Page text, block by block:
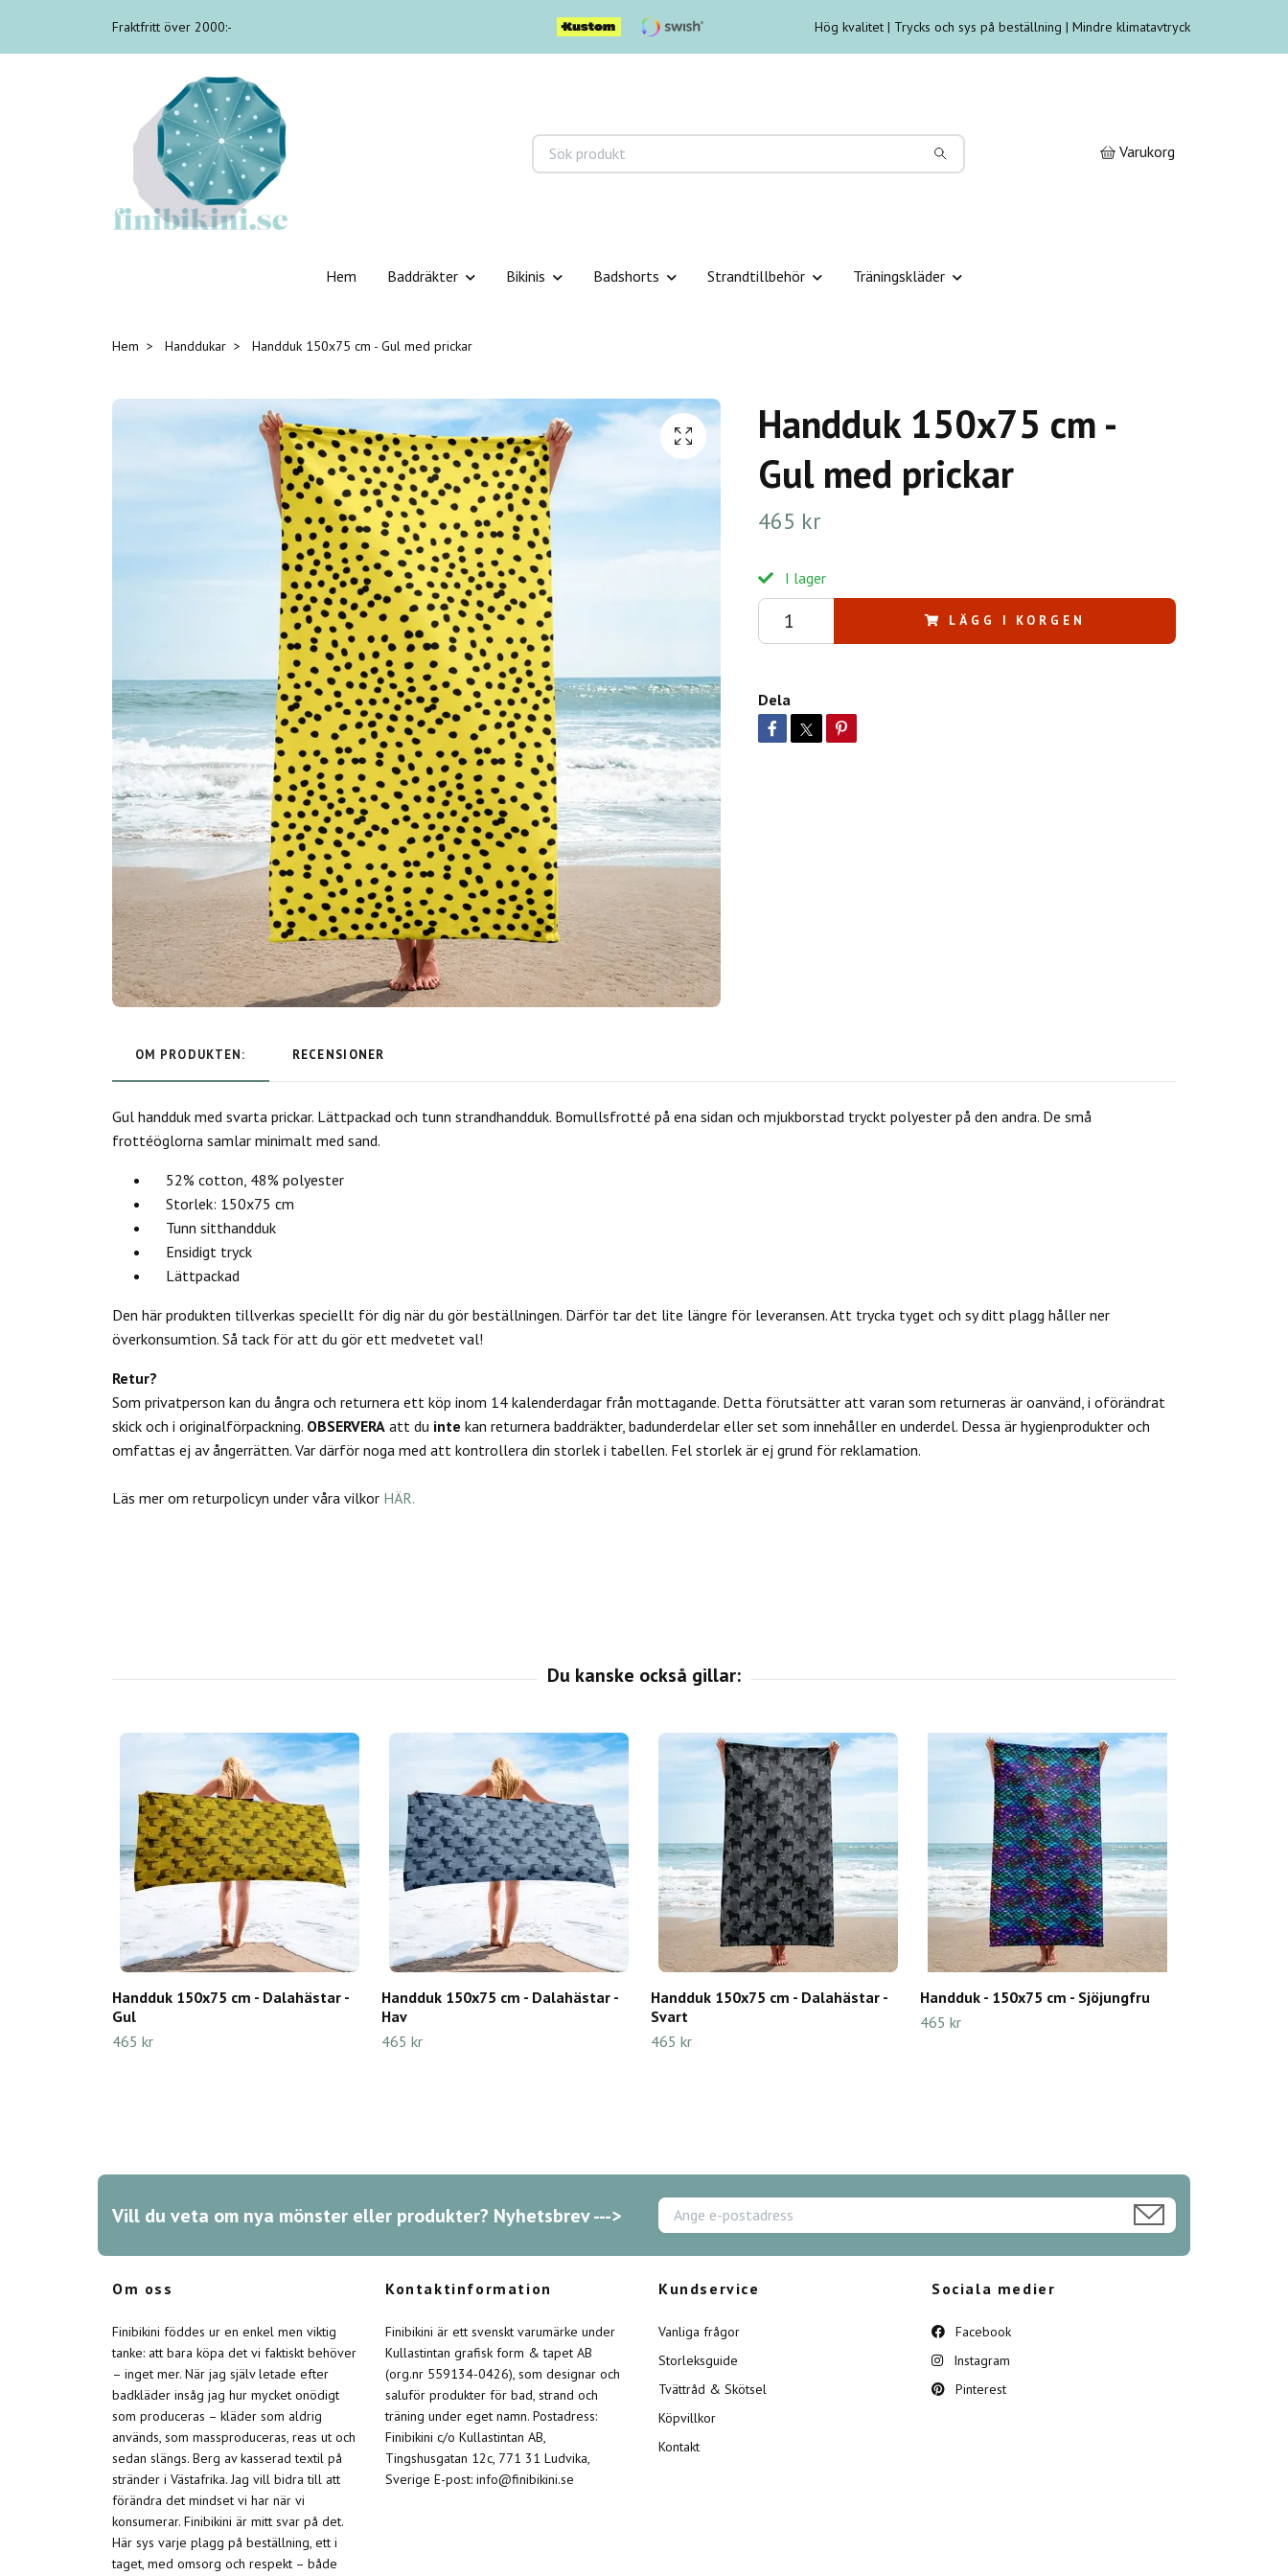
Fraktfritt över 2000:- Hög kvalitet | Trycks och sys på beställning | Mindre klimatavtryck
Varukorg
Hem Baddräkter Bikinis Badshorts Strandtillbehör Träningskläder
Hem Handdukar Handduk 150x75 cm - Gul med prickar
Handduk 150x75 cm -
Gul med prickar
465 kr
I lager
LÄGG I KORGEN
Dela
OM PRODUKTEN: RECENSIONER
Gul handduk med svarta prickar. Lättpackad och tunn strandhandduk. Bomullsfrotté på ena sidan och mjukborstad tryckt polyester på den andra. De små
frottéöglorna samlar minimalt med sand.
52% cotton, 48% polyester
Storlek: 150x75 cm
Tunn sitthandduk
Ensidigt tryck
Lättpackad
Den här produkten tillverkas speciellt för dig när du gör beställningen. Därför tar det lite längre för leveransen. Att trycka tyget och sy ditt plagg håller ner
överkonsumtion. Så tack för att du gör ett medvetet val!
Retur?
Som privatperson kan du ångra och returnera ett köp inom 14 kalenderdagar från mottagande. Detta förutsätter att varan som returneras är oanvänd, i oförändrat
skick och i originalförpackning. OBSERVERA att du inte kan returnera baddräkter, badunderdelar eller set som innehåller en underdel. Dessa är hygienprodukter och
omfattas ej av ångerrätten. Var därför noga med att kontrollera din storlek i tabellen. Fel storlek är ej grund för reklamation.
Läs mer om returpolicyn under våra vilkor HÄR.
Handduk 150x75 cm - Dalahästar -
Gul
465 kr
Handduk 150x75 cm - Dalahästar -
Hav
465 kr
Handduk 150x75 cm - Dalahästar -
Svart
465 kr
Handduk - 150x75 cm - Sjöjungfru
465 kr
Vill du veta om nya mönster eller produkter? Nyhetsbrev --->
Om oss
Finibikini föddes ur en enkel men viktig
tanke: att bara köpa det vi faktiskt behöver
– inget mer. När jag själv letade efter
badkläder insåg jag hur mycket onödigt
som produceras – kläder som aldrig
används, som massproduceras, reas ut och
sedan slängs. Berg av kasserad textil på
stränder i Västafrika. Jag vill bidra till att
förändra det mindset vi har när vi
konsumerar. Finibikini är mitt svar på det.
Här sys varje plagg på beställning, ett i
taget, med omsorg och respekt – både
Kontaktinformation
Finibikini är ett svenskt varumärke under
Kullastintan grafisk form & tapet AB
(org.nr 559134-0426), som designar och
saluför produkter för bad, strand och
träning under eget namn. Postadress:
Finibikini c/o Kullastintan AB,
Tingshusgatan 12c, 771 31 Ludvika,
Sverige E-post: info@finibikini.se
Kundservice
Vanliga frågor
Storleksguide
Tvättråd & Skötsel
Köpvillkor
Kontakt
Sociala medier
Facebook
Instagram
Pinterest